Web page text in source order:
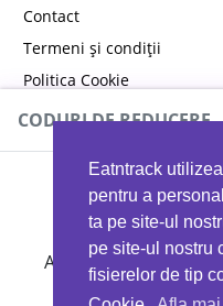
Eatntrack
pentru a
ta pe site-ul
pe site-ul nostru
fisierelor de tip
Contact
Termeni și condiții
Politica Cookie
Politica de confidențialitate
CODURI DE REDUCERE
Ai 40%reducere la